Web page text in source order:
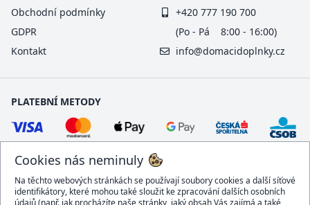
Cookies nás neminuly
Na těchto webových stránkách se používají soubory cookies a další síťové
identifikátory, které mohou také sloužit ke zpracování dalších osobních
údajů (např. jak procházíte naše stránky, jaký obsah Vás zajímá a také
Obchodní podmínky
GDPR
Kontakt
+420 777 190 700
(Po - Pá 8:00 - 16:00)
info@domacidoplnky.cz
PLATEBNÍ METODY